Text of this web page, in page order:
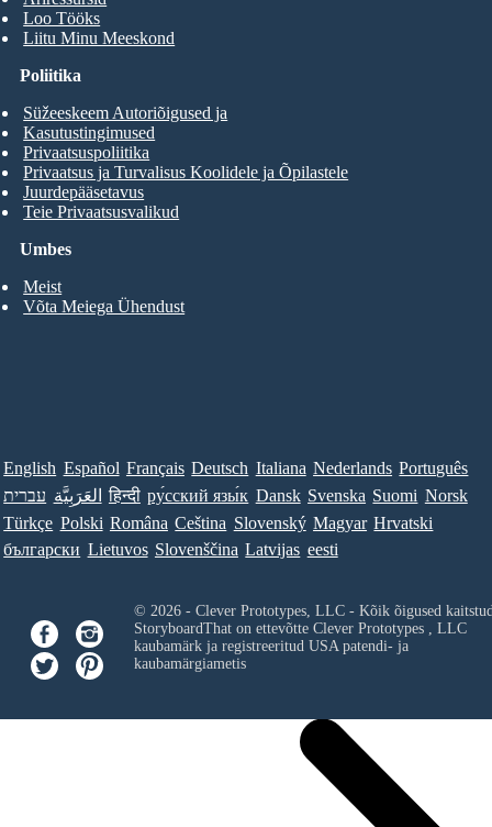
Loo Tööks
Liitu Minu Meeskond
Umbes
Meist
Võta Meiega Ühendust
Poliitika
Süžeeskeem Autoriõigused ja
Kasutustingimused
Privaatsuspoliitika
Privaatsus ja Turvalisus Koolidele ja Õpilastele
Juurdepääsetavus
Teie Privaatsusvalikud
English Español Français Deutsch Italiana Nederlands Português
עברית العَرَبِيَّة हिन्दी ру́сский язы́к Dansk Svenska Suomi Norsk
Türkçe Polski Româna Ceština Slovenský Magyar Hrvatski
български Lietuvos Slovenščina Latvijas eesti
© 2026 - Clever Prototypes, LLC - Kõik õigused
StoryboardThat on ettevõtte Clever Prototypes , LLC
kaubamärk ja registreeritud USA patendi- ja
kaubamärgiametis